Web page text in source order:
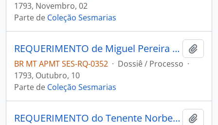
1793, Novembro, 02
Parte de Coleção Sesmarias
REQUERIMENTO de Miguel Pereira [Cardoso] ao Governador e Capitão-General da Capitania de Mato Grosso João de Albuquerque de Melo Pereira e Cáceres.
BR MT APMT SES-RQ-0352 · Dossiê / Processo ·
1793, Outubro, 10
Parte de Coleção Sesmarias
REQUERIMENTO do Tenente Norberto Cardoso de Figueiredo ao Governador e Capitão-General da Capitania de Mato Grosso João de Albuquerque de Melo Pereira e Cáceres.